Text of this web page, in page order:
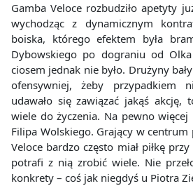
Gamba Veloce rozbudziło apetyty
wychodząc z dynamicznym
boiska, którego efektem była
Dybowskiego po dograniu od
ciosem jednak nie było. Drużyny
ofensywniej, żeby przypadkiem
udawało się zawiązać jakąś akcję,
wiele do życzenia. Na pewno
Filipa Wolskiego. Grający w
Veloce bardzo często miał piłkę
potrafi z nią zrobić wiele. Nie
konkrety – coś jak niegdyś u Piotra